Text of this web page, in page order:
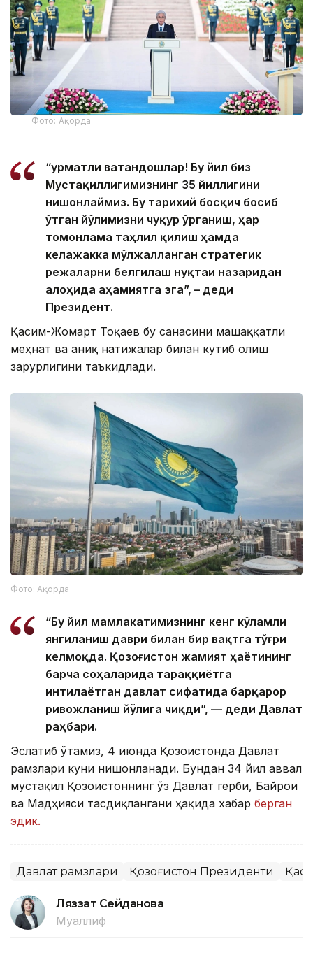
Фото: Ақорда
“Ҳурматли ватандошлар! Бу йил биз
Мустақиллигимизнинг 35 йиллигини
нишонлаймиз. Бу тарихий босқич босиб
ўтган йўлимизни чуқур ўрганиш, ҳар
томонлама таҳлил қилиш ҳамда
келажакка мўлжалланган стратегик
режаларни белгилаш нуқтаи назаридан
алоҳида аҳамиятга эга”, – деди
Президент.
Қасим-Жомарт Тоқаев бу санасини машаққатли
меҳнат ва аниқ натижалар билан кутиб олиш
зарурлигини таъкидлади.
Фото: Ақорда
“Бу йил мамлакатимизнинг кенг кўламли
янгиланиш даври билан бир вақтга тўғри
келмоқда. Қозоғистон жамият ҳаётининг
барча соҳаларида тараққиётга
интилаётган давлат сифатида барқарор
ривожланиш йўлига чиқди”, — деди Давлат
раҳбари.
Эслатиб ўтамиз, 4 июнда Қозоғистонда Давлат
рамзлари куни нишонланади. Бундан 34 йил аввал
мустақил Қозоғистоннинг ўз Давлат герби, Байроғи
ва Мадҳияси тасдиқлангани ҳақида хабар берган
эдик.
Давлат рамзлари Қозоғистон Президенти
Ляззат Сейданова
Муаллиф